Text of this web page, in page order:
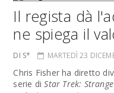
Il regista dà
ne spiega il
DI S* MARTEDÌ 23
Chris Fisher ha diretto
serie diStar Trek: